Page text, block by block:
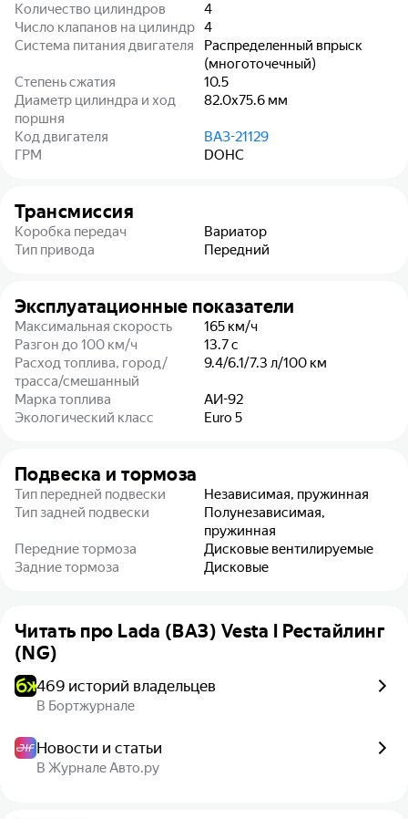
Количество цилиндров
4
Число клапанов на цилиндр 4
Система питания двигателя
Распределенный впрыск
(многоточечный)
Степень сжатия
10.5
Диаметр цилиндра и ход
поршня
82.0x75.6 мм
Код двигателя
ВАЗ-21129
ГРМ
DOHC
Трансмиссия
Коробка передач
Вариатор
Тип привода
Передний
Эксплуатационные показатели
Максимальная скорость 165 км/ч
Разгон до 100 км/ч
13.7с
Расход топлива, город/
трасса/смешанный
9.4/6.1/7.3 л/100 км
Марка топлива
АИ-92
Экологический класс
Euro 5
Подвеска и тормоза
Тип передней подвески
Независимая, пружинная
Тип задней подвески
Полунезависимая,
пружинная
Передние тормоза
Дисковые вентилируемые
Задние тормоза
Дисковые
Читать про Lada (ВАЗ) Vesta I Рестайлинг
(NG)
469 историй владельцев
В Бортжурнале
Новости и статьи
В Журнале Авто.ру